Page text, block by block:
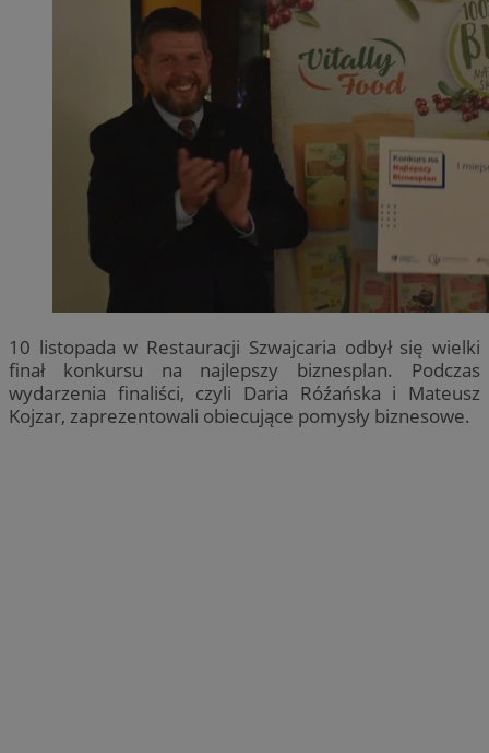
10 listopada w Restauracji Szwajcaria odbył się wielki
finał konkursu na najlepszy biznesplan. Podczas
wydarzenia finaliści, czyli Daria Róźańska i Mateusz
Kojzar, zaprezentowali obiecujące pomysły biznesowe.